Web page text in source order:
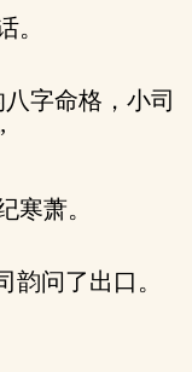
。
字命格，小司
寒萧。
问了出口。